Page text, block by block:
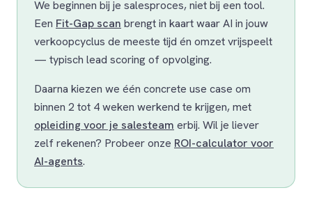
We beginnen bij je salesproces, niet bij een tool.
Een Fit-Gap scan brengt in kaart waar AI in jouw
verkoopcyclus de meeste tijd én omzet vrijspeelt
— typisch lead scoring of opvolging.
Daarna kiezen we één concrete use case om
binnen 2 tot 4 weken werkend te krijgen, met
opleiding voor je salesteam erbij. Wil je liever
zelf rekenen? Probeer onze ROI-calculator voor
AI-agents.